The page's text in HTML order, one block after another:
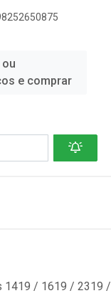
e comprar
1419 / 1619 / 2319